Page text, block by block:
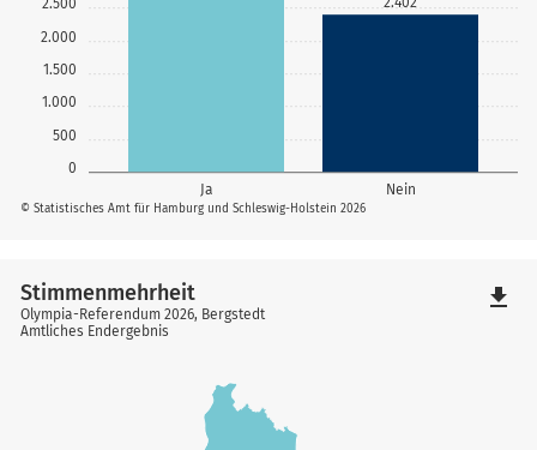
0
500
1.000
1.500
2.000
Ja Nein
© Statistisches Amt für Hamburg und Schleswig-Holstein 2026
Stimmenmehrheit
Olympia-Referendum 2026, Bergstedt
Amtliches Endergebnis
file_download